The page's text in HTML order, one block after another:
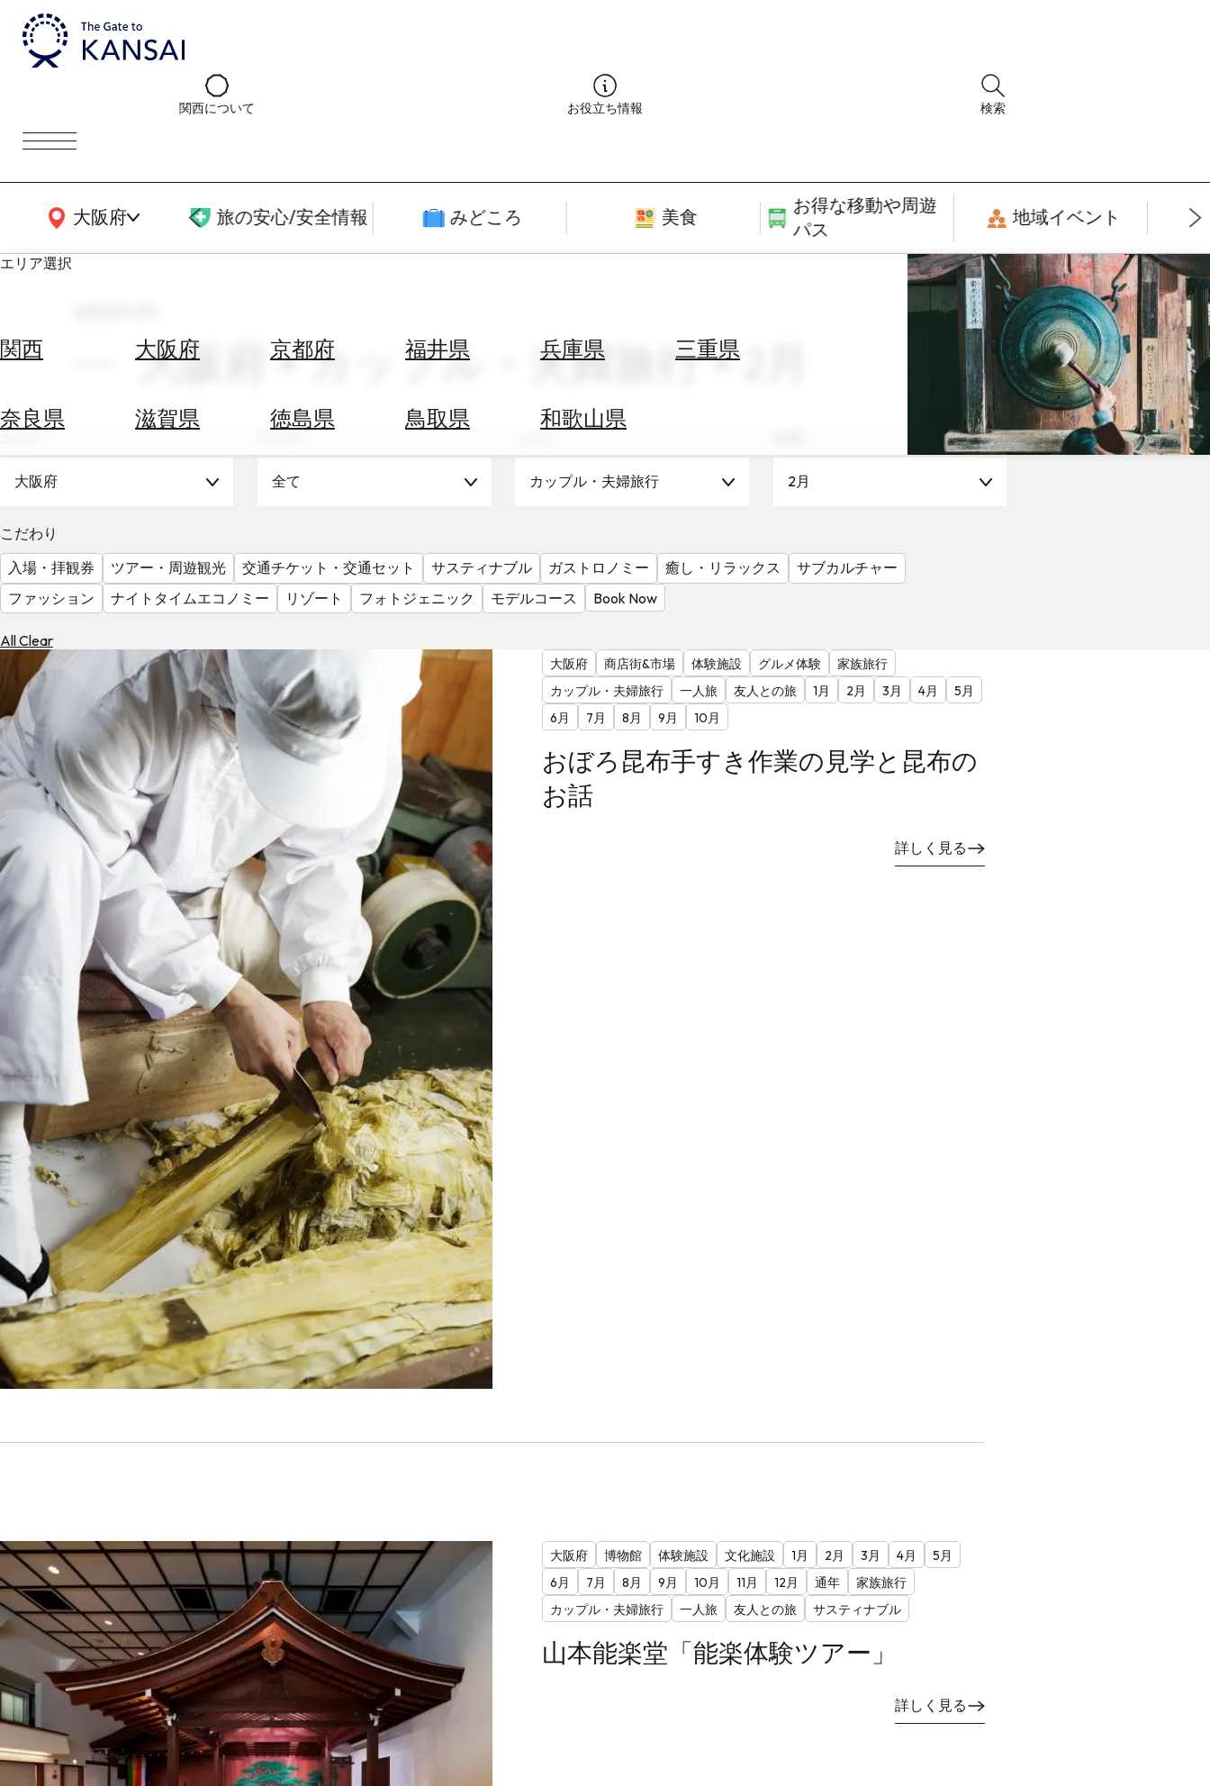
関西について お役立ち情報 検索
大阪府
関西広域MAP 旅の安心/安全情報 みどころ 美食
お得な移動や周遊
パス
地域イベント
エリア選択
関西 大阪府 京都府 福井県 兵庫県 三重県
奈良県 滋賀県 徳島県 鳥取県 和歌山県
ホ
す
替
を
調
べ
天
を
大阪府 × カップル・夫婦旅行 × 2月
大阪府 全て カップル・夫婦旅行 2月
こだわり
入場・拝観券
ツアー・周遊観光 交通チケット・交通セット サスティナブル ガストロノミー 癒し・リラックス
サブカルチャー
ファッション
ナイトタイムエコノミー リゾート フォトジェニック モデルコース Book Now
All Clear
大阪府 商店街&市場 体験施設 グルメ体験
家族旅行
カップル・夫婦旅行
一人旅 友人との旅 1月 2月 3月 4月
5月
6月
7月 8月 9月 10月
おぼろ昆布手すき作業の見学と昆布の
お話
詳しく見る
大阪府 博物館 体験施設 文化施設 1月 2月 3月 4月
5月
6月
7月 8月 9月 10月 11月 12月 通年
家族旅行
カップル・夫婦旅行
一人旅 友人との旅 サスティナブル
山本能楽堂「能楽体験ツアー」
詳しく見る